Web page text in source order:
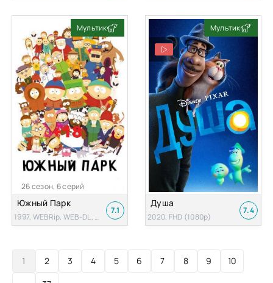
Мультик
26 сезон, 6 серий
Южный Парк
1997, WEBRip, WEB-DL, HDTVRip, BDRip
7.1
Мультик
Душа
2020, FHD (1080p)
7.4
1 2 3 4 5 6 7 8 9
10